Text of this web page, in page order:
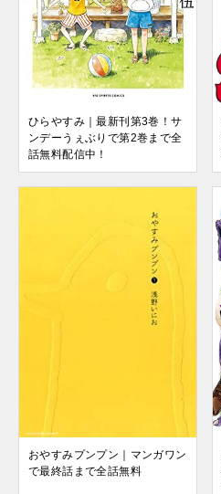
ひらやすみ｜最新刊第3巻！サ
ンデーうぇぶりで第2巻まで全
話無料配信中！
おやすみプンプン｜マンガワン
で最終話まで全話無料